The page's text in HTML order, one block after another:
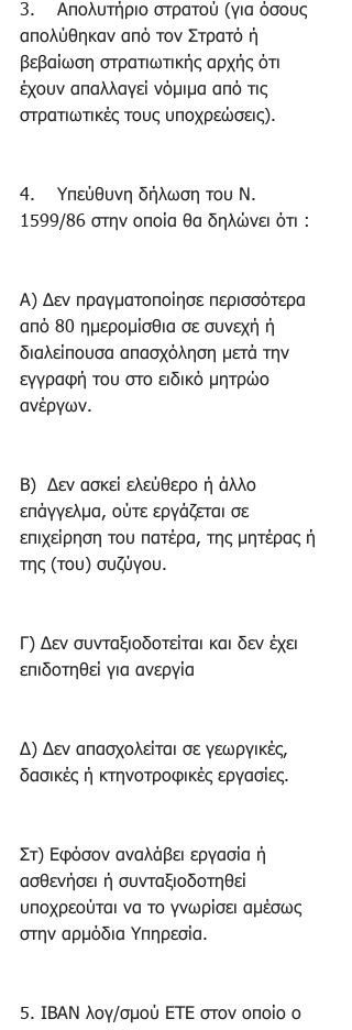
3.    Απολυτήριο στρατού (για όσους
απολύθηκαν από τον Στρατό ή
βεβαίωση στρατιωτικής αρχής ότι
έχουν απαλλαγεί νόμιμα από τις
στρατιωτικές τους υποχρεώσεις).
4.    Υπεύθυνη δήλωση του Ν.
1599/86 στην οποία θα δηλώνει ότι :
Α) Δεν πραγματοποίησε περισσότερα
από 80 ημερομίσθια σε συνεχή ή
διαλείπουσα απασχόληση μετά την
εγγραφή του στο ειδικό μητρώο
ανέργων.
Β)  Δεν ασκεί ελεύθερο ή άλλο
επάγγελμα, ούτε εργάζεται σε
επιχείρηση του πατέρα, της μητέρας ή
της (του) συζύγου.
Γ) Δεν συνταξιοδοτείται και δεν έχει
επιδοτηθεί για ανεργία
Δ) Δεν απασχολείται σε γεωργικές,
δασικές ή κτηνοτροφικές εργασίες.
Στ) Εφόσον αναλάβει εργασία ή
ασθενήσει ή συνταξιοδοτηθεί
υποχρεούται να το γνωρίσει αμέσως
στην αρμόδια Υπηρεσία.
5. ΙΒΑΝ λογ/σμού ΕΤΕ στον οποίο ο